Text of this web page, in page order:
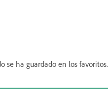
se ha guardado en los favoritos.